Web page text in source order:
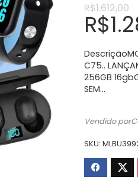
R$1.612,00
O
era:
R$
C75..
256GB
SEM…
Vendido
SKU: